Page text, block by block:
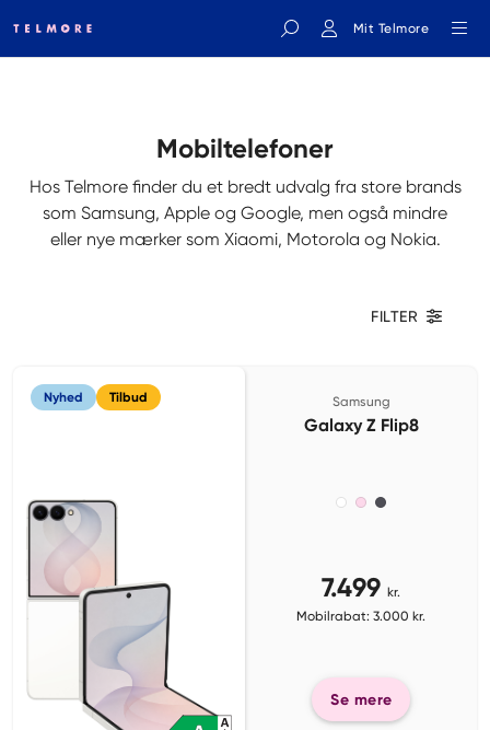
Mit Telmore
Mobiltelefoner
Hos Telmore finder du et bredt udvalg fra store brands
som Samsung, Apple og Google, men også mindre
eller nye mærker som Xiaomi, Motorola og Nokia.
FILTER
Nyhed Tilbud Samsung
Galaxy Z Flip8
7.499 kr.
Mobilrabat: 3.000 kr.
Se mere